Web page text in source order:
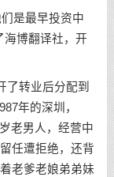
是最早投资中
海博翻译社，开
转业后分配到
年的深圳，
老男人，经营中
任遭拒绝，还背
老爹老娘弟弟妹